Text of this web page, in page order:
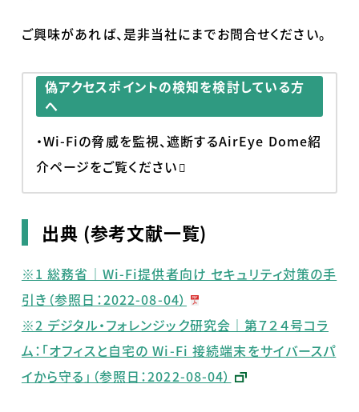
ご興味があれば、是非当社にまでお問合せください。
偽アクセスポイントの検知を検討している方
へ
・Wi-Fiの脅威を監視、遮断するAirEye Dome紹
介ページをご覧ください
出典 (参考文献一覧)
※1 総務省｜Wi-Fi提供者向け セキュリティ対策の手
引き（参照日：2022-08-04）
※2 デジタル・フォレンジック研究会｜第７２４号コラ
ム：「オフィスと自宅の Wi-Fi 接続端末をサイバースパ
イから守る」（参照日：2022-08-04）